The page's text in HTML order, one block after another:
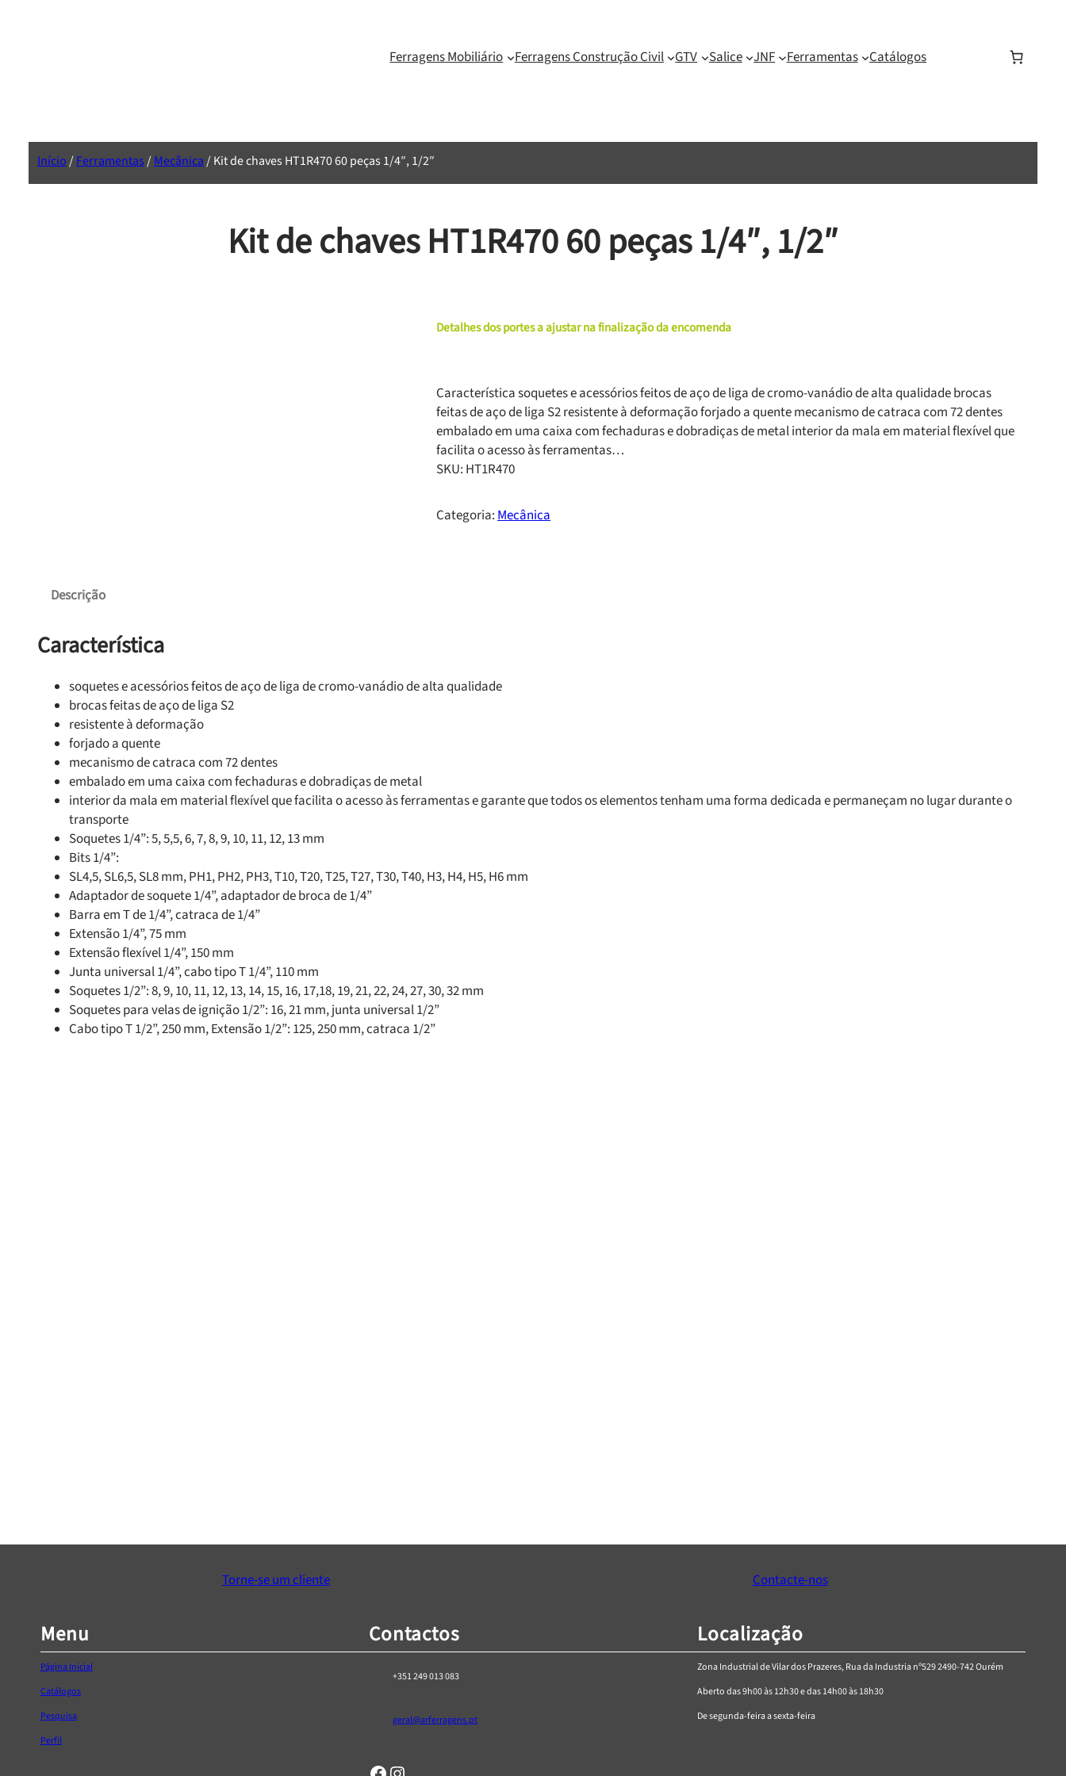
Ferragens Mobiliário Ferragens Construção Civil GTV Salice JNF Ferramentas Catálogos
Início/Ferramentas/Mecânica/ Kit de chaves HT1R470 60 peças 1/4″, 1/2″
Kit de chaves HT1R470 60 peças 1/4″, 1/2″
Detalhes dos portes a ajustar na finalização da encomenda
Característica soquetes e acessórios feitos de aço de liga de cromo-vanádio de alta qualidade brocas
feitas de aço de liga S2 resistente à deformação forjado a quente mecanismo de catraca com 72 dentes
embalado em uma caixa com fechaduras e dobradiças de metal interior da mala em material flexível que
facilita o acesso às ferramentas…
SKU: HT1R470
Categoria:Mecânica
Descrição
Característica
soquetes e acessórios feitos de aço de liga de cromo-vanádio de alta qualidade
brocas feitas de aço de liga S2
resistente à deformação
forjado a quente
mecanismo de catraca com 72 dentes
embalado em uma caixa com fechaduras e dobradiças de metal
interior da mala em material flexível que facilita o acesso às ferramentas e garante que todos os elementos tenham uma forma dedicada e permaneçam no lugar durante o
transporte
Soquetes 1/4”: 5, 5,5, 6, 7, 8, 9, 10, 11, 12, 13 mm
Bits 1/4”:
SL4,5, SL6,5, SL8 mm, PH1, PH2, PH3, T10, T20, T25, T27, T30, T40, H3, H4, H5, H6 mm
Adaptador de soquete 1/4”, adaptador de broca de 1/4”
Barra em T de 1/4”, catraca de 1/4”
Extensão 1/4”, 75 mm
Extensão flexível 1/4”, 150 mm
Junta universal 1/4”, cabo tipo T 1/4”, 110 mm
Soquetes 1/2”: 8, 9, 10, 11, 12, 13, 14, 15, 16, 17,18, 19, 21, 22, 24, 27, 30, 32 mm
Soquetes para velas de ignição 1/2”: 16, 21 mm, junta universal 1/2”
Cabo tipo T 1/2”, 250 mm, Extensão 1/2”: 125, 250 mm, catraca 1/2”
Torne-se um cliente Contacte-nos
Menu
Página Inicial
Catálogos
Pesquisa
Perfil
Contactos
+351 249 013 083
geral@arferragens.pt
Localização
Zona Industrial de Vilar dos Prazeres, Rua da Industria nº529 2490-742 Ourém
Aberto das 9h00 às 12h30 e das 14h00 às 18h30
De segunda-feira a sexta-feira